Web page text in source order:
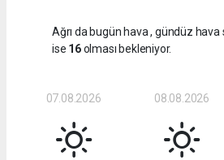
Ağrı da bugün hava, gündüz hava
ise 16olması bekleniyor.
07.08.2026 08.08.2026